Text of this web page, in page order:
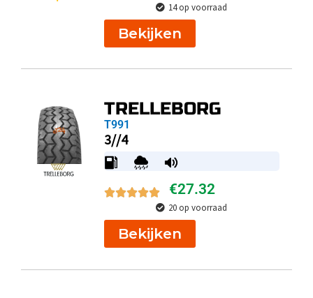
14 op voorraad
Bekijken
TRELLEBORG
T991
3//4
€27.32
20 op voorraad
Bekijken